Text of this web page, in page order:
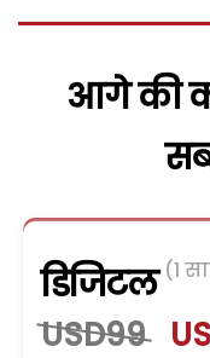
आगे की
डिजिटल (1
USD99